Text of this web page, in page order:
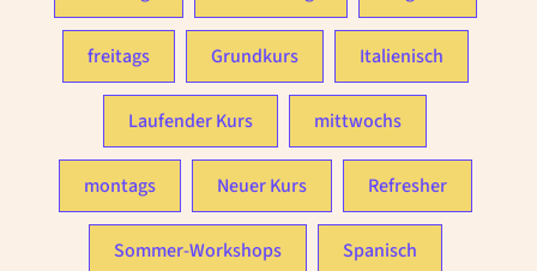
freitags Grundkurs Italienisch
Laufender Kurs mittwochs
montags Neuer Kurs Refresher
Sommer-Workshops Spanisch